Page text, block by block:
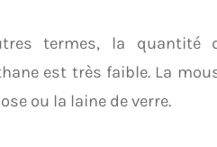
termes, la
est très faible. La
ou la laine de verre.